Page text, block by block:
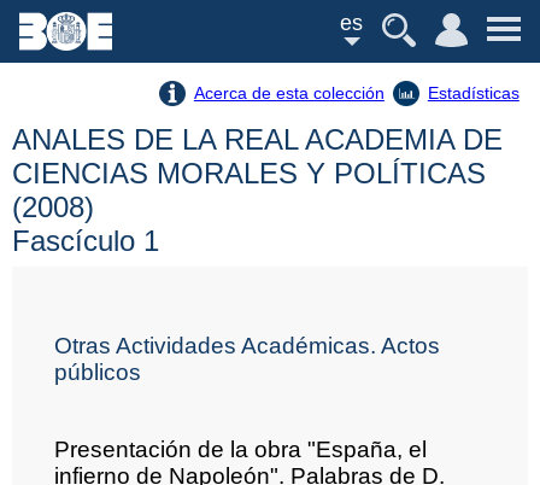
es
Acerca de esta colección Estadísticas
ANALES DE LA REAL ACADEMIA DE
CIENCIAS MORALES Y POLÍTICAS
(2008)
Fascículo 1
Otras Actividades Académicas. Actos
públicos
Presentación de la obra "España, el
infierno de Napoleón". Palabras de D.